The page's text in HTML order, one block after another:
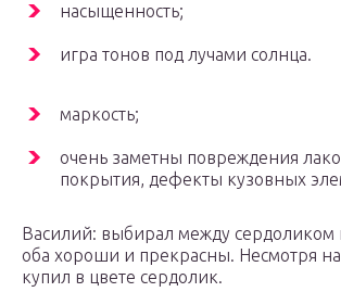
насыщенность;
игра тонов под лучами солнца.
маркость;
очень заметны повреждения
покрытия, дефекты кузовных
Василий: выбирал между
оба хороши и прекрасны. Несмотря на
купил в цвете сердолик.